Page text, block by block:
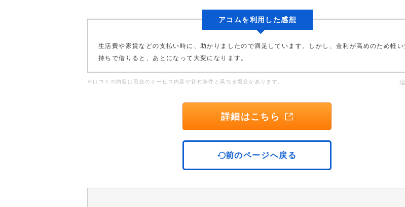
アコムを利用した感想
生活費や家賃などの支払い時に、助かりましたので満足しています。しかし、金利が高めのため軽い
持ちで借りると、あとになって大変になります。
※口コミの内容は現在のサービス内容や貸付条件と異なる場合があります。
詳細はこちら
前のページへ戻る